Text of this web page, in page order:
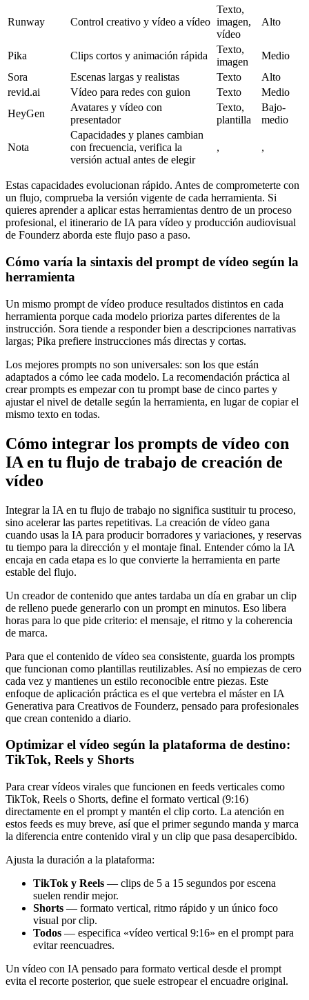
Runway Control creativo y vídeo a vídeo
Texto,
imagen,
vídeo
Alto
Pika Clips cortos y animación rápida
Texto,
imagen
Medio
Sora
Escenas largas y realistas Texto
Alto
revid.ai
Vídeo para redes con guion Texto
Medio
HeyGen
Avatares y vídeo con
presentador
Texto,
plantilla
Bajo-
medio
Nota
Capacidades y planes cambian
con frecuencia, verifica la
versión actual antes de elegir
, ,
Estas capacidades evolucionan rápido. Antes de comprometerte con
un flujo, comprueba la versión vigente de cada herramienta. Si
quieres aprender a aplicar estas herramientas dentro de un proceso
profesional, el itinerario de IA para vídeo y producción audiovisual
de Founderz aborda este flujo paso a paso.
Cómo varía la sintaxis del prompt de vídeo según la
herramienta
Un mismo prompt de vídeo produce resultados distintos en cada
herramienta porque cada modelo prioriza partes diferentes de la
instrucción. Sora tiende a responder bien a descripciones narrativas
largas; Pika prefiere instrucciones más directas y cortas.
Los mejores prompts no son universales: son los que están
adaptados a cómo lee cada modelo. La recomendación práctica al
crear prompts es empezar con tu prompt base de cinco partes y
ajustar el nivel de detalle según la herramienta, en lugar de copiar el
mismo texto en todas.
Cómo integrar los prompts de vídeo con
IA en tu flujo de trabajo de creación de
vídeo
Integrar la IA en tu flujo de trabajo no significa sustituir tu proceso,
sino acelerar las partes repetitivas. La creación de vídeo gana
cuando usas la IA para producir borradores y variaciones, y reservas
tu tiempo para la dirección y el montaje final. Entender cómo la IA
encaja en cada etapa es lo que convierte la herramienta en parte
estable del flujo.
Un creador de contenido que antes tardaba un día en grabar un clip
de relleno puede generarlo con un prompt en minutos. Eso libera
horas para lo que pide criterio: el mensaje, el ritmo y la coherencia
de marca.
Para que el contenido de vídeo sea consistente, guarda los prompts
que funcionan como plantillas reutilizables. Así no empiezas de cero
cada vez y mantienes un estilo reconocible entre piezas. Este
enfoque de aplicación práctica es el que vertebra el máster en IA
Generativa para Creativos de Founderz, pensado para profesionales
que crean contenido a diario.
Optimizar el vídeo según la plataforma de destino:
TikTok, Reels y Shorts
Para crear vídeos virales que funcionen en feeds verticales como
TikTok, Reels o Shorts, define el formato vertical (9:16)
directamente en el prompt y mantén el clip corto. La atención en
estos feeds es muy breve, así que el primer segundo manda y marca
la diferencia entre contenido viral y un clip que pasa desapercibido.
Ajusta la duración a la plataforma:
TikTok y Reels — clips de 5 a 15 segundos por escena
suelen rendir mejor.
Shorts — formato vertical, ritmo rápido y un único foco
visual por clip.
Todos — especifica «vídeo vertical 9:16» en el prompt para
evitar reencuadres.
Un vídeo con IA pensado para formato vertical desde el prompt
evita el recorte posterior, que suele estropear el encuadre original.